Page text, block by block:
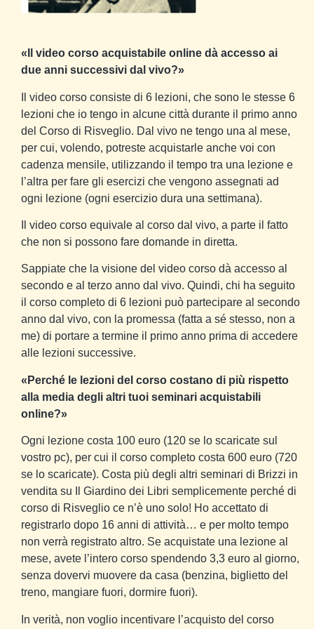
«Il video corso acquistabile online dà accesso ai
due anni successivi dal vivo?»
Il video corso consiste di 6 lezioni, che sono le stesse 6
lezioni che io tengo in alcune città durante il primo anno
del Corso di Risveglio. Dal vivo ne tengo una al mese,
per cui, volendo, potreste acquistarle anche voi con
cadenza mensile, utilizzando il tempo tra una lezione e
l’altra per fare gli esercizi che vengono assegnati ad
ogni lezione (ogni esercizio dura una settimana).
Il video corso equivale al corso dal vivo, a parte il fatto
che non si possono fare domande in diretta.
Sappiate che la visione del video corso dà accesso al
secondo e al terzo anno dal vivo. Quindi, chi ha seguito
il corso completo di 6 lezioni può partecipare al secondo
anno dal vivo, con la promessa (fatta a sé stesso, non a
me) di portare a termine il primo anno prima di accedere
alle lezioni successive.
«Perché le lezioni del corso costano di più rispetto
alla media degli altri tuoi seminari acquistabili
online?»
Ogni lezione costa 100 euro (120 se lo scaricate sul
vostro pc), per cui il corso completo costa 600 euro (720
se lo scaricate). Costa più degli altri seminari di Brizzi in
vendita su Il Giardino dei Libri semplicemente perché di
corso di Risveglio ce n’è uno solo! Ho accettato di
registrarlo dopo 16 anni di attività… e per molto tempo
non verrà registrato altro. Se acquistate una lezione al
mese, avete l’intero corso spendendo 3,3 euro al giorno,
senza dovervi muovere da casa (benzina, biglietto del
treno, mangiare fuori, dormire fuori).
In verità, non voglio incentivare l’acquisto del corso